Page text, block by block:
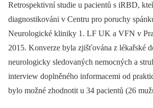
Retrospektivní studie u pacientů s iRBD,
diagnostikováni v Centru pro poruchy
Neurologické kliniky 1. LF UK a VFN v
2015. Konverze byla zjišťována z lékařské
neurologicky sledovaných nemocných a
interview doplněného informacemi od
bylo možné zhodnotit u 34 pacientů (26